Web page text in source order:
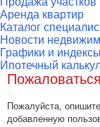
Аренда квартир
Каталог
Новости
Графики и
Ипотечный
Пожаловаться
Пожалуйста,
добавленную